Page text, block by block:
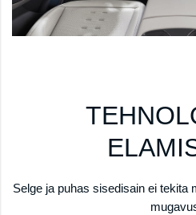
Selge ja puhas sisedisain ei tekita